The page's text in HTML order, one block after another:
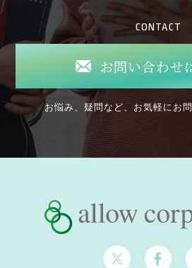
CONTACT
お問い合わせ
お悩み、疑問など、お気軽にお